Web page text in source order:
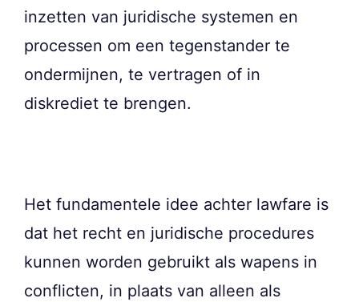
inzetten van juridische systemen en
processen om een tegenstander te
ondermijnen, te vertragen of in
diskrediet te brengen.
Het fundamentele idee achter lawfare is
dat het recht en juridische procedures
kunnen worden gebruikt als wapens in
conflicten, in plaats van alleen als